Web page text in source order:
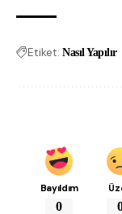
Etiket: Nasıl Yapılır
Bayıldım
0